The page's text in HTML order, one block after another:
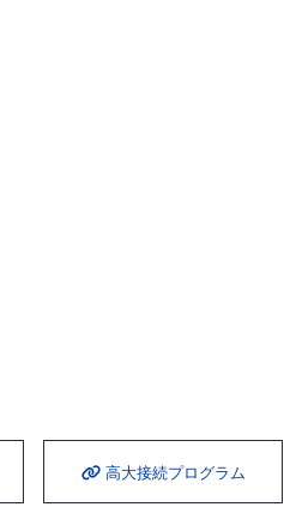
⾼⼤接続プログラム